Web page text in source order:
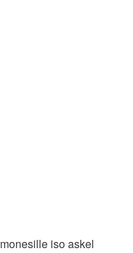
iso askel